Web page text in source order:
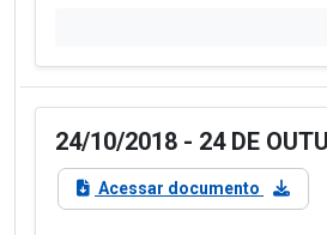
24/10/2018 - 24 DE
Acessar documento